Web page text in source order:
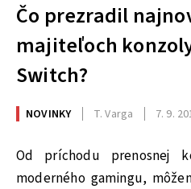
Čo prezradil
majiteľoch
Switch?
NOVINKY T. Varga 7. 9.
Od príchodu prenosnej
moderného gamingu,